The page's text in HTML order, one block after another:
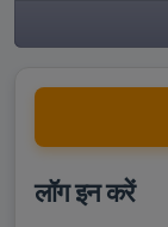
लॉग इन करें